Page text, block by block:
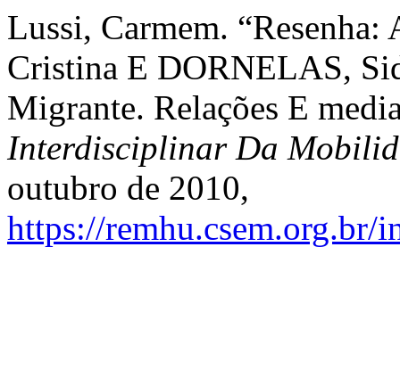
Lussi, Carmem.
Cristina E DORNELAS,
Migrante. Relações E
Interdisciplinar Da
outubro de 2010,
https://remhu.csem.org.br/